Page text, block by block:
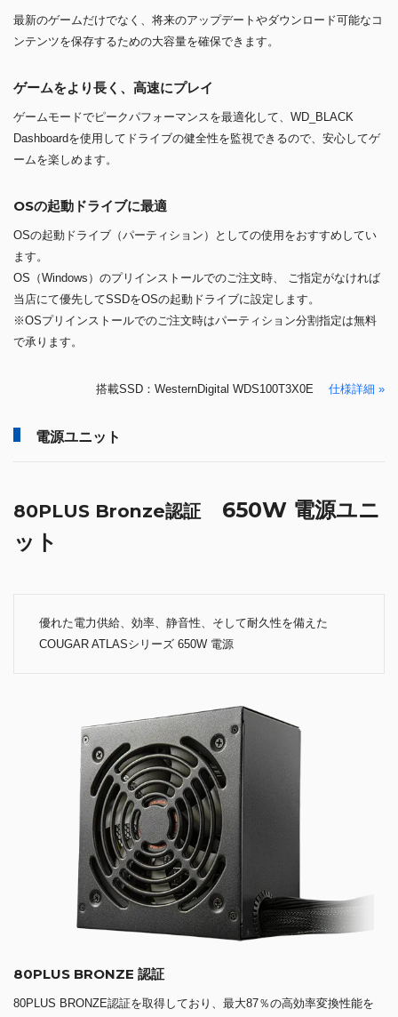
最新のゲームだけでなく、将来のアップデートやダウンロード可能なコ
ンテンツを保存するための大容量を確保できます。
ゲームをより長く、高速にプレイ
ゲームモードでピークパフォーマンスを最適化して、WD_BLACK
Dashboardを使用してドライブの健全性を監視できるので、安心してゲ
ームを楽しめます。
OSの起動ドライブに最適
OSの起動ドライブ（パーティション）としての使用をおすすめしてい
ます。
OS（Windows）のプリインストールでのご注文時、 ご指定がなければ
当店にて優先してSSDをOSの起動ドライブに設定します。
※OSプリインストールでのご注文時はパーティション分割指定は無料
で承ります。
搭載SSD：WesternDigital WDS100T3X0E 仕様詳細 »
電源ユニット
80PLUS Bronze認証 650W 電源ユニ
ット
優れた電力供給、効率、静音性、そして耐久性を備えた
COUGAR ATLASシリーズ 650W 電源
80PLUS BRONZE 認証
80PLUS BRONZE認証を取得しており、最大87％の高効率変換性能を